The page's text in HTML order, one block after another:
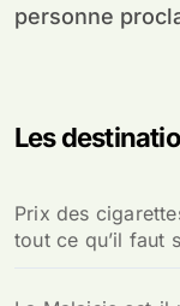
personne
Les
Prix des
tout ce qu’il faut